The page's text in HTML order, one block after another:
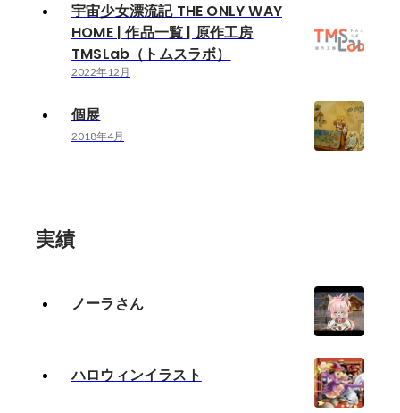
宇宙少女漂流記 THE ONLY WAY
HOME | 作品一覧 | 原作工房
TMSLab（トムスラボ）
2022年12月
個展
2018年4月
実績
ノーラさん
ハロウィンイラスト